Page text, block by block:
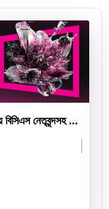
নেতৃবৃন্দসহ ৪৫